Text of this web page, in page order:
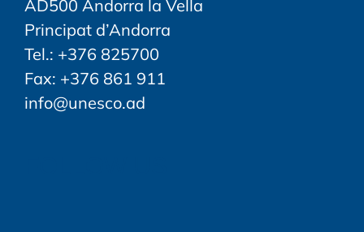
AD500 Andorra la Vella
Principat d’Andorra
Tel.: +376 825700
Fax: +376 861 911
info@unesco.ad